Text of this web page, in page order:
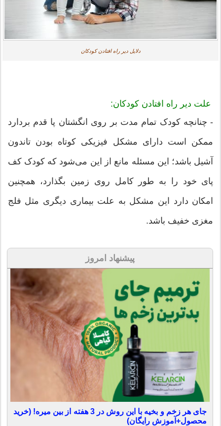
دلایل دیر راه افتادن کودکان
علت دیر راه افتادن کودکان:
- چنانچه کودک تمام مدت بر روی انگشتان پا قدم بردارد
ممکن است دارای مشکل فیزیکی کوتاه بودن تاندون
آشیل باشد؛ این مسئله مانع از این می‌شود که کودک کف
پای خود را به طور کامل روی زمین بگذارد، همچنین
امکان دارد این مشکل به علت بیماری دیگری مثل فلج
مغزی خفیف باشد.
پیشنهاد امروز
جای هر زخم و بخیه با این روش در 3 هفته از بین میره! (خرید
محصول+آموزش رایگان)